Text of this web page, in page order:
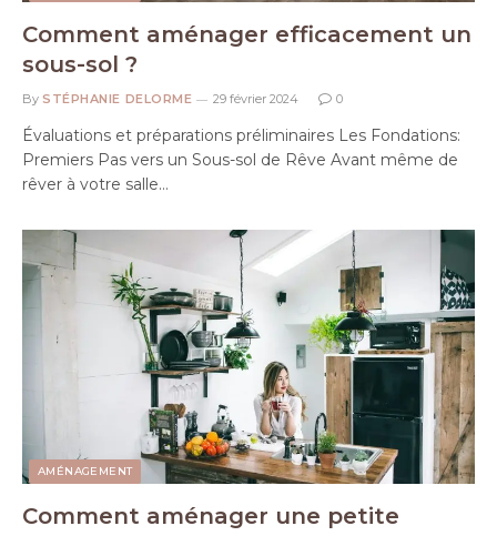
Comment aménager efficacement un
sous-sol ?
By STÉPHANIE DELORME 29 février 2024 0
Évaluations et préparations préliminaires Les Fondations:
Premiers Pas vers un Sous-sol de Rêve Avant même de
rêver à votre salle…
AMÉNAGEMENT
Comment aménager une petite